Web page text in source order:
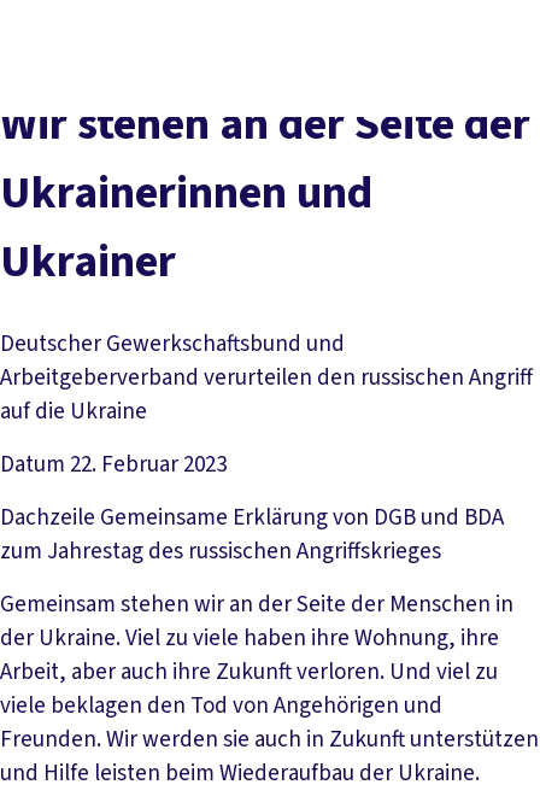
Politik in NRW
Service
Wir stehen an der Seite der
Ukrainerinnen und
Ukrainer
Deutscher Gewerkschaftsbund und
Arbeitgeberverband verurteilen den russischen Angriff
auf die Ukraine
Datum 22. Februar 2023
Dachzeile Gemeinsame Erklärung von DGB und BDA
zum Jahrestag des russischen Angriffskrieges
Gemeinsam stehen wir an der Seite der Menschen in
der Ukraine. Viel zu viele haben ihre Wohnung, ihre
Arbeit, aber auch ihre Zukunft verloren. Und viel zu
viele beklagen den Tod von Angehörigen und
Freunden. Wir werden sie auch in Zukunft unterstützen
und Hilfe leisten beim Wiederaufbau der Ukraine.